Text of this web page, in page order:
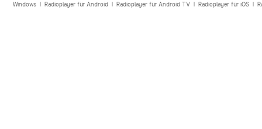
Windows| Radioplayer für Android| Radioplayer für Android TV| Radioplayer für iOS|